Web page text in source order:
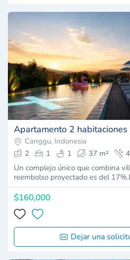
Apartamento 2 habitaciones
Canggu, Indonesia
2
1 1 37 m²
Un complejo único que combina
reembolso proyectado es del
$160,000
Dejar una